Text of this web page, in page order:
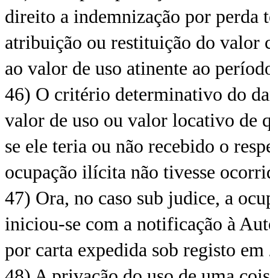
direito a indemnização por perda
atribuição ou restituição do valor
ao valor de uso atinente ao
46) O critério determinativo do
valor de uso ou valor locativo de
se ele teria ou não recebido o
ocupação ilícita não tivesse
47) Ora, no caso sub judice, a
iniciou-se com a notificação à
por carta expedida sob registo